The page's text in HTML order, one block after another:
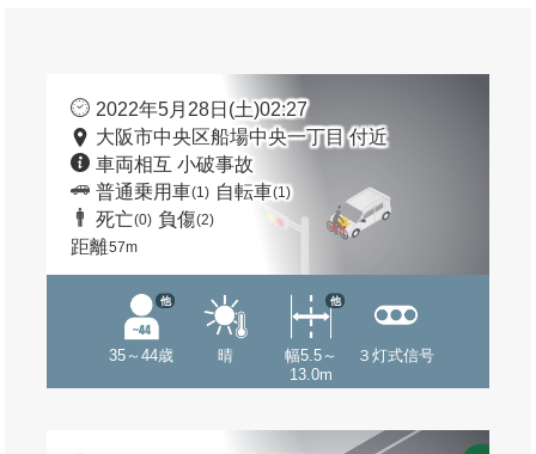
2022年5月28日(土)02:27
大阪市中央区船場中央一丁目 付近
車両相互 小破事故
普通乗用車(1) 自転車(1)
死亡(0) 負傷(2)
距離57m
35～44歳
他
晴
幅5.5～
13.0m
他
３灯式信号